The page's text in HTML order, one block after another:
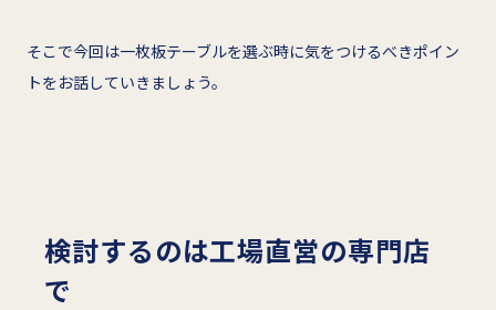
そこで今回は一枚板テーブルを選ぶ時に気をつけるべきポイン
トをお話していきましょう。
検討するのは工場直営の専門店
で